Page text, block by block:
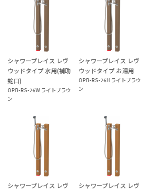
シャワープレイス レヴ
ウッドタイプ 水用(補助
蛇口)
OPB-RS-26W ライトブラウ
ン
シャワープレイス レヴ
ウッドタイプ お湯用
OPB-RS-26H ライトブラウ
ン
シャワープレイス レヴ
シャワープレイス レヴ